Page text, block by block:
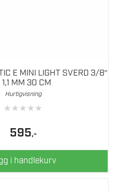
E MINI LIGHT SVERD 3/8″
1,1 MM 30 CM
Hurtigvisning
★★★★★
595,-
i handlekurv